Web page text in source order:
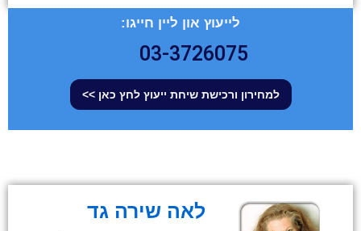
לייעוץ און ליין חייגו:
03-3726075
למחירון ורכישת שיחת ייעוץ לחץ כאן >>
לאה שירה גד